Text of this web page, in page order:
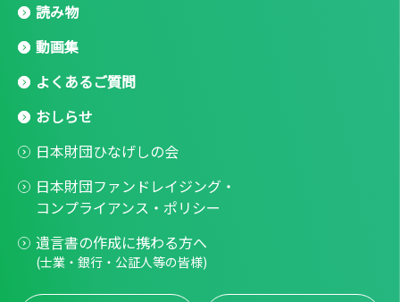
読み物
動画集
よくあるご質問
おしらせ
日本財団ひなげしの会
日本財団ファンドレイジング・
コンプライアンス・ポリシー
遺言書の作成に携わる方へ
(士業・銀行・公証人等の皆様)